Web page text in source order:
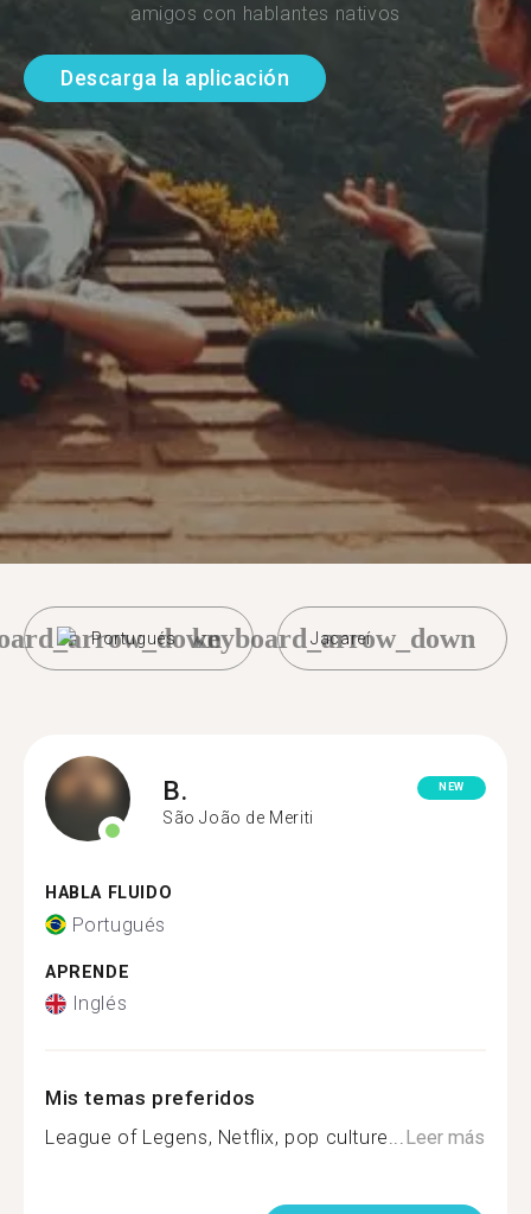
amigos con hablantes nativos
Descarga la aplicación
Portugués Jacareí
keyboard_arrow_down
B.
São João de Meriti
NEW
HABLA FLUIDO
Portugués
APRENDE
Inglés
Mis temas preferidos
League of Legens, Netflix, pop culture...Leer más